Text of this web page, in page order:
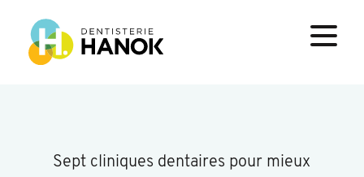
Sept cliniques dentaires pour mieux